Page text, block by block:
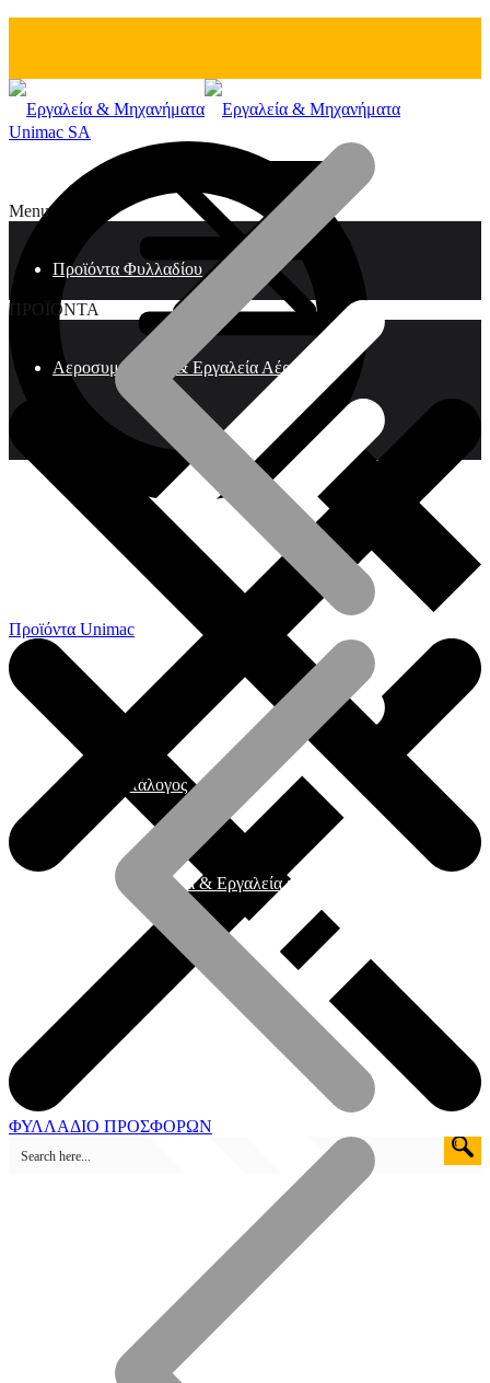
Menu
Προϊόντα Φυλλαδίου
Γενικός Κατάλογος
Καταστήματα Πώλησης
ΠΡΟΪΟΝΤΑ
Αεροσυμπιεστές & Εργαλεία Αέρος
Ηλεκτρικά εργαλεία & Εργαλεία μπαταρίας
Unimac SA
Προϊόντα Unimac
ΦΥΛΛΑΔΙΟ ΠΡΟΣΦΟΡΩΝ